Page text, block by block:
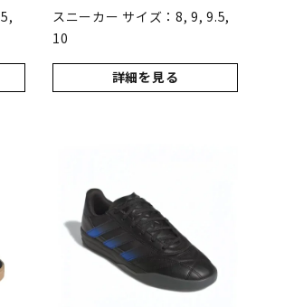
スニーカー サイズ：8, 9, 9.5,
10
詳細を見る